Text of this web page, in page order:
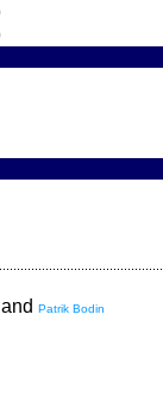
and Patrik Bodin